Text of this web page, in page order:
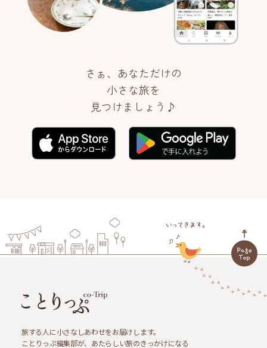
さぁ、あなただけの
小さな旅を
見つけましょう♪
旅する人に小さなしあわせをお届けします。
ことりっぷ編集部が、あたらしい旅のきっかけになる